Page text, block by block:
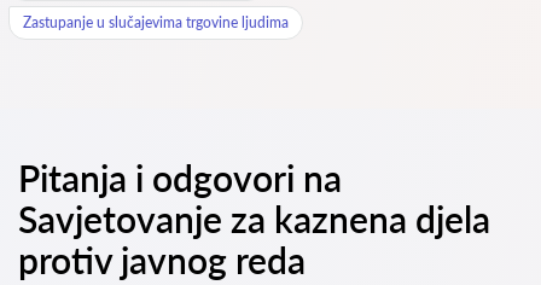
Zastupanje u slučajevima trgovine ljudima
Pitanja i odgovori na
Savjetovanje za kaznena djela
protiv javnog reda